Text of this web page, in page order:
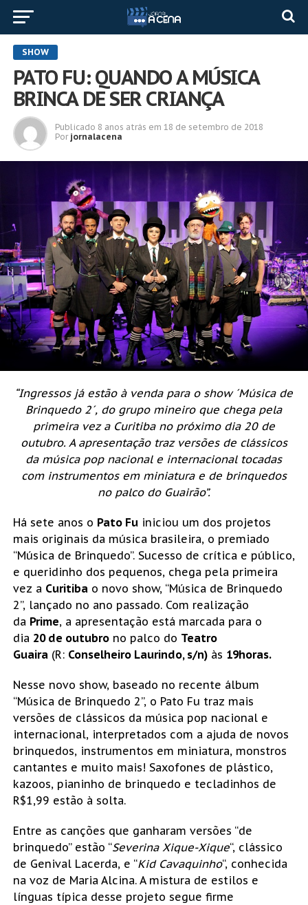
SHOW
PATO FU: QUANDO A MÚSICA
BRINCA DE SER CRIANÇA
Publicado 8 anos atrás em 18 de setembro de 2018
Por jornalacena
“Ingressos já estão à venda para o show ´Música de
Brinquedo 2´, do grupo mineiro que chega pela
primeira vez a Curitiba no próximo dia 20 de
outubro. A apresentação traz versões de clássicos
da música pop nacional e internacional tocadas
com instrumentos em miniatura e de brinquedos
no palco do Guairão”.
Há sete anos o Pato Fu iniciou um dos projetos
mais originais da música brasileira, o premiado
“Música de Brinquedo”. Sucesso de crítica e público,
e queridinho dos pequenos, chega pela primeira
vez a Curitiba o novo show, “Música de Brinquedo
2”, lançado no ano passado. Com realização
da Prime, a apresentação está marcada para o
dia 20 de outubrono palco do Teatro
Guaira (R: Conselheiro Laurindo, s/n)às 19horas.
Nesse novo show, baseado no recente álbum
“Música de Brinquedo 2”, o Pato Fu traz mais
versões de clássicos da música pop nacional e
internacional, interpretados com a ajuda de novos
brinquedos, instrumentos em miniatura, monstros
cantantes e muito mais! Saxofones de plástico,
kazoos, pianinho de brinquedo e tecladinhos de
R$1,99 estão à solta.
Entre as canções que ganharam versões “de
brinquedo” estão “Severina Xique-Xique“, clássico
de Genival Lacerda, e “Kid Cavaquinho“, conhecida
na voz de Maria Alcina. A mistura de estilos e
línguas típica desse projeto segue firme